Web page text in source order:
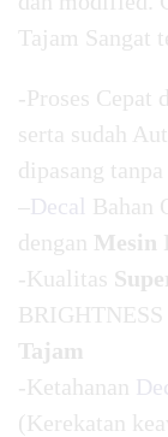
Tajam Sangat
-Proses Cepat
serta sudah
dipasang
–Decal Bahan
dengan Mesin
-Kualitas
Tajam
-Ketahanan
(Kerekatan